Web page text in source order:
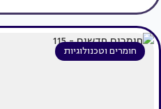
חומרים וטכנולוגיות